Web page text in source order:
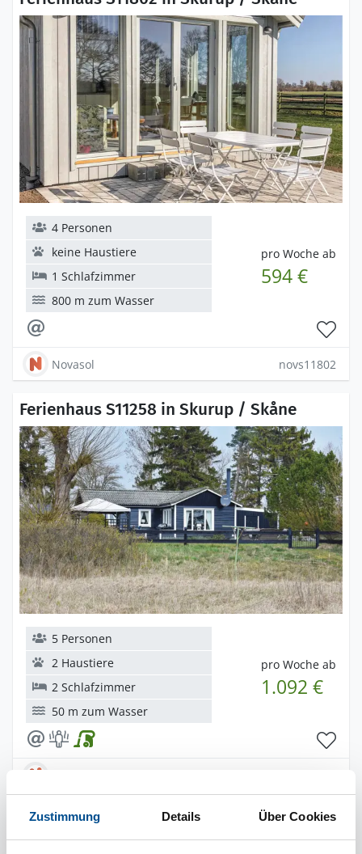
Zustimmung Details Über Cookies
pro Woche ab
594 €
4 Personen
keine Haustiere
1 Schlafzimmer
800 m zum Wasser
Novasol novs11802
Ferienhaus S11258 in Skurup / Skåne
pro Woche ab
1.092 €
5 Personen
2 Haustiere
2 Schlafzimmer
50 m zum Wasser
1